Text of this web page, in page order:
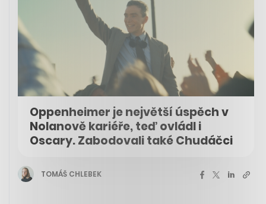
Oppenheimer je největší úspěch v
Nolanově kariéře, teď ovládl i
Oscary. Zabodovali také Chudáčci
TOMÁŠ CHLEBEK